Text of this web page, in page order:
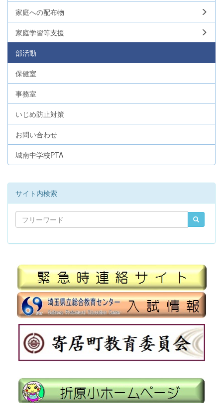
家庭への配布物
家庭学習等支援
部活動
保健室
事務室
いじめ防止対策
お問い合わせ
城南中学校PTA
サイト内検索